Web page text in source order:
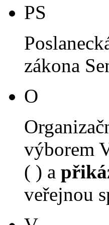
PS
zákona
O
výborem
( ) a
veřejnou